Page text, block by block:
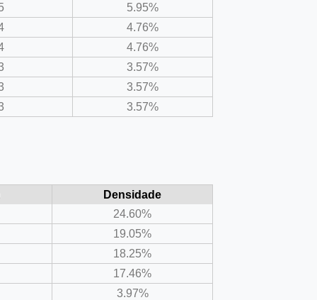
5.95%
4.76%
4.76%
3.57%
3.57%
3.57%
Densidade
24.60%
19.05%
18.25%
17.46%
3.97%